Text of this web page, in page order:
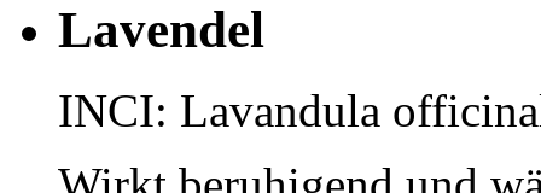
Lavendel
INCI: Lavandula